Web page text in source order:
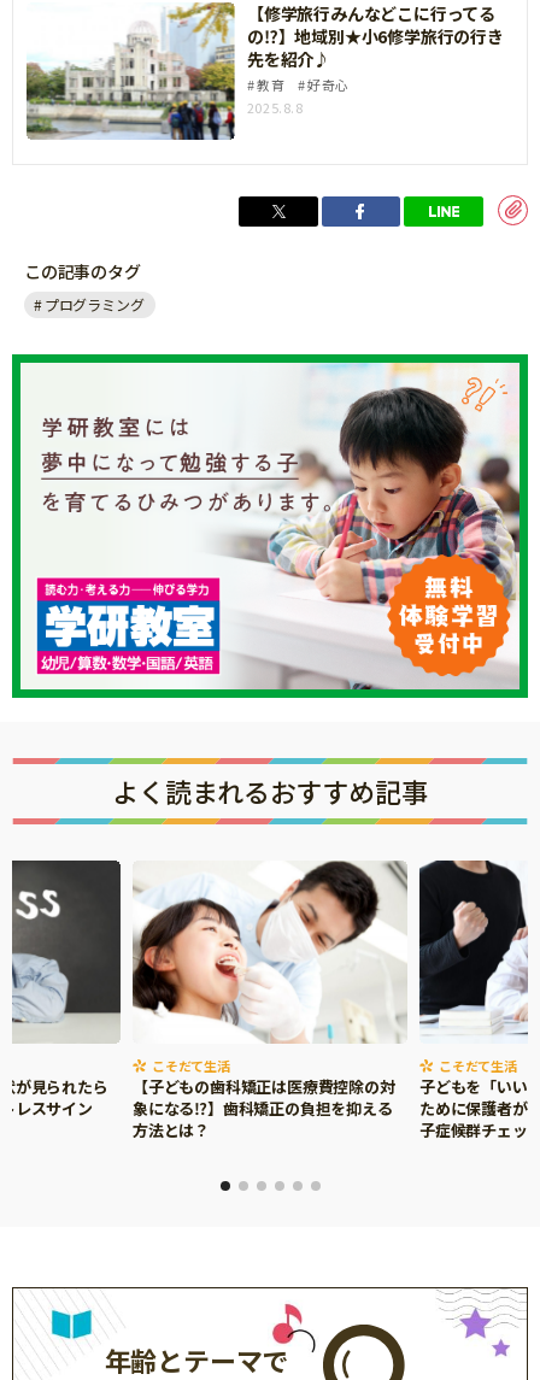
【修学旅行みんなどこに行ってる
の⁉】地域別★小6修学旅行の行き
先を紹介♪
教育
好奇心
2025.8.8
この記事のタグ
プログラミング
よく読まれるおすすめ記事
が見られたら
レスサイン
こそだて生活
【子どもの歯科矯正は医療費控除の対
象になる⁉】歯科矯正の負担を抑える
方法とは？
こそだて生活
子どもを「いい
ために保護者が
子症候群チェッ
年齢とテーマで